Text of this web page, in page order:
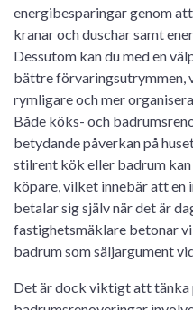
energibesparingar genom
kranar och duschar samt
Dessutom kan du med en
bättre förvaringsutrymmen,
rymligare och mer
Både köks- och
betydande påverkan på
stilrent kök eller badrum
köpare, vilket innebär att en
betalar sig själv när det är
fastighetsmäklare betonar
badrum som säljargument
Det är dock viktigt att tänka